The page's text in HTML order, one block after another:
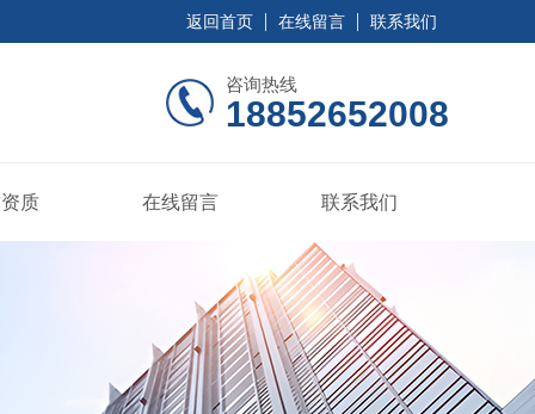
返回首页 在线留言 联系我们
咨询热线
18852652008
质 在线留言 联系我们